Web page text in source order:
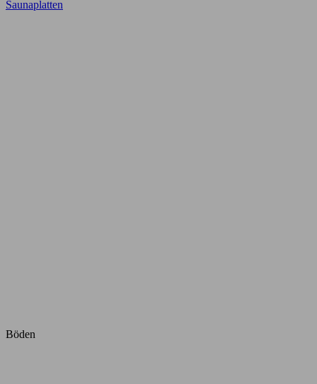
Saunaplatten
Böden